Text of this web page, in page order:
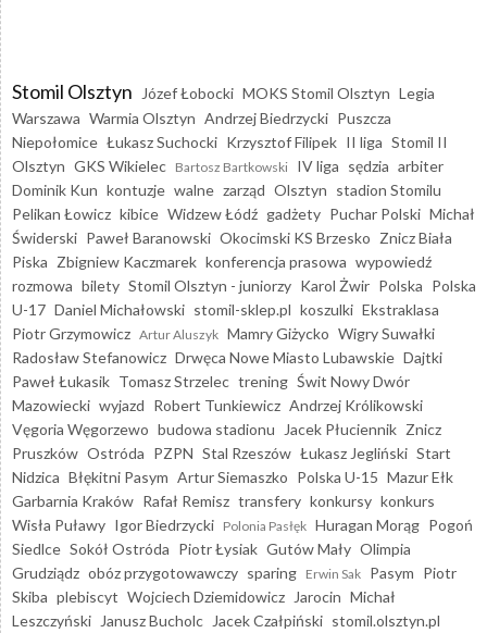
Stomil Olsztyn Józef Łobocki MOKS Stomil Olsztyn Legia
Warszawa Warmia Olsztyn Andrzej Biedrzycki Puszcza
Niepołomice Łukasz Suchocki Krzysztof Filipek II liga Stomil II
Olsztyn GKS Wikielec Bartosz Bartkowski IV liga sędzia arbiter
Dominik Kun kontuzje walne zarząd Olsztyn stadion Stomilu
Pelikan Łowicz kibice Widzew Łódź gadżety Puchar Polski Michał
Świderski Paweł Baranowski Okocimski KS Brzesko Znicz Biała
Piska Zbigniew Kaczmarek konferencja prasowa wypowiedź
rozmowa bilety Stomil Olsztyn - juniorzy Karol Żwir Polska Polska
U-17 Daniel Michałowski stomil-sklep.pl koszulki Ekstraklasa
Piotr Grzymowicz Artur Aluszyk Mamry Giżycko Wigry Suwałki
Radosław Stefanowicz Drwęca Nowe Miasto Lubawskie Dajtki
Paweł Łukasik Tomasz Strzelec trening Świt Nowy Dwór
Mazowiecki wyjazd Robert Tunkiewicz Andrzej Królikowski
Vęgoria Węgorzewo budowa stadionu Jacek Płuciennik Znicz
Pruszków Ostróda PZPN Stal Rzeszów Łukasz Jegliński Start
Nidzica Błękitni Pasym Artur Siemaszko Polska U-15 Mazur Ełk
Garbarnia Kraków Rafał Remisz transfery konkursy konkurs
Wisła Puławy Igor Biedrzycki Polonia Pasłęk Huragan Morąg Pogoń
Siedlce Sokół Ostróda Piotr Łysiak Gutów Mały Olimpia
Grudziądz obóz przygotowawczy sparing Erwin Sak Pasym Piotr
Skiba plebiscyt Wojciech Dziemidowicz Jarocin Michał
Leszczyński
Janusz Bucholc Jacek Czałpiński stomil.olsztyn.pl